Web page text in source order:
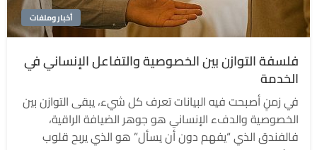
أخبار وملفات
فلسفة التوازن بين الخصوصية والتفاعل الإنساني في
الخدمة
في زمنٍ أصبحت فيه البيانات تعرف كل شيء، يبقى التوازن بين
الخصوصية والدفء الإنساني هو جوهر الضيافة الراقية،
فالفندق الذي “يفهم دون أن يسأل” هو الذي يربح قلوب